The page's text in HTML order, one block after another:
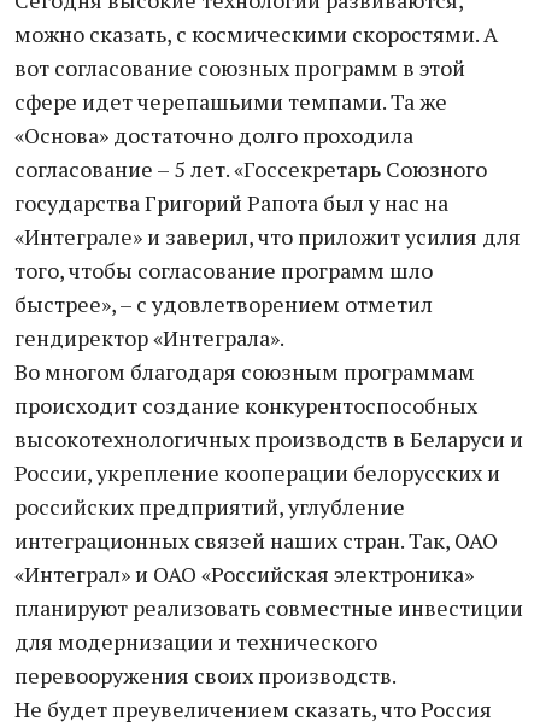
можно сказать, с космическими скоростями. А
вот согласование союзных программ в этой
сфере идет черепашьими темпами. Та же
«Основа» достаточно долго проходила
согласование – 5 лет. «Госсекретарь Союзного
государства Григорий Рапота был у нас на
«Интеграле» и заверил, что приложит усилия для
того, чтобы согласование программ шло
быстрее», – с удовлетворением отметил
гендиректор «Интеграла».
Во многом благодаря союзным программам
происходит создание конкурентоспособных
высокотехнологичных производств в Беларуси и
России, укрепление кооперации белорусских и
российских предприятий, углубление
интеграционных связей наших стран. Так, ОАО
«Интеграл» и ОАО «Российская электроника»
планируют реализовать совместные инвестиции
для модернизации и технического
перевооружения своих производств.
Не будет преувеличением сказать, что Россия